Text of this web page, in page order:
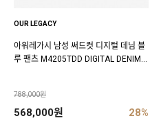
OUR LEGACY
아워레가시 남성 써드컷 디지털 데님 블
루 팬츠 M4205TDD DIGITAL DENIM P
788,000원
568,000원 28%